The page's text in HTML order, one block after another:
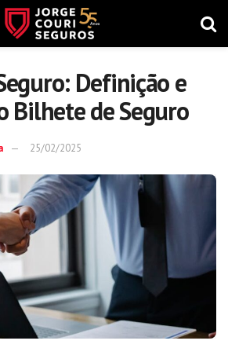
Definição e
Bilhete de Seguro
25/02/2025